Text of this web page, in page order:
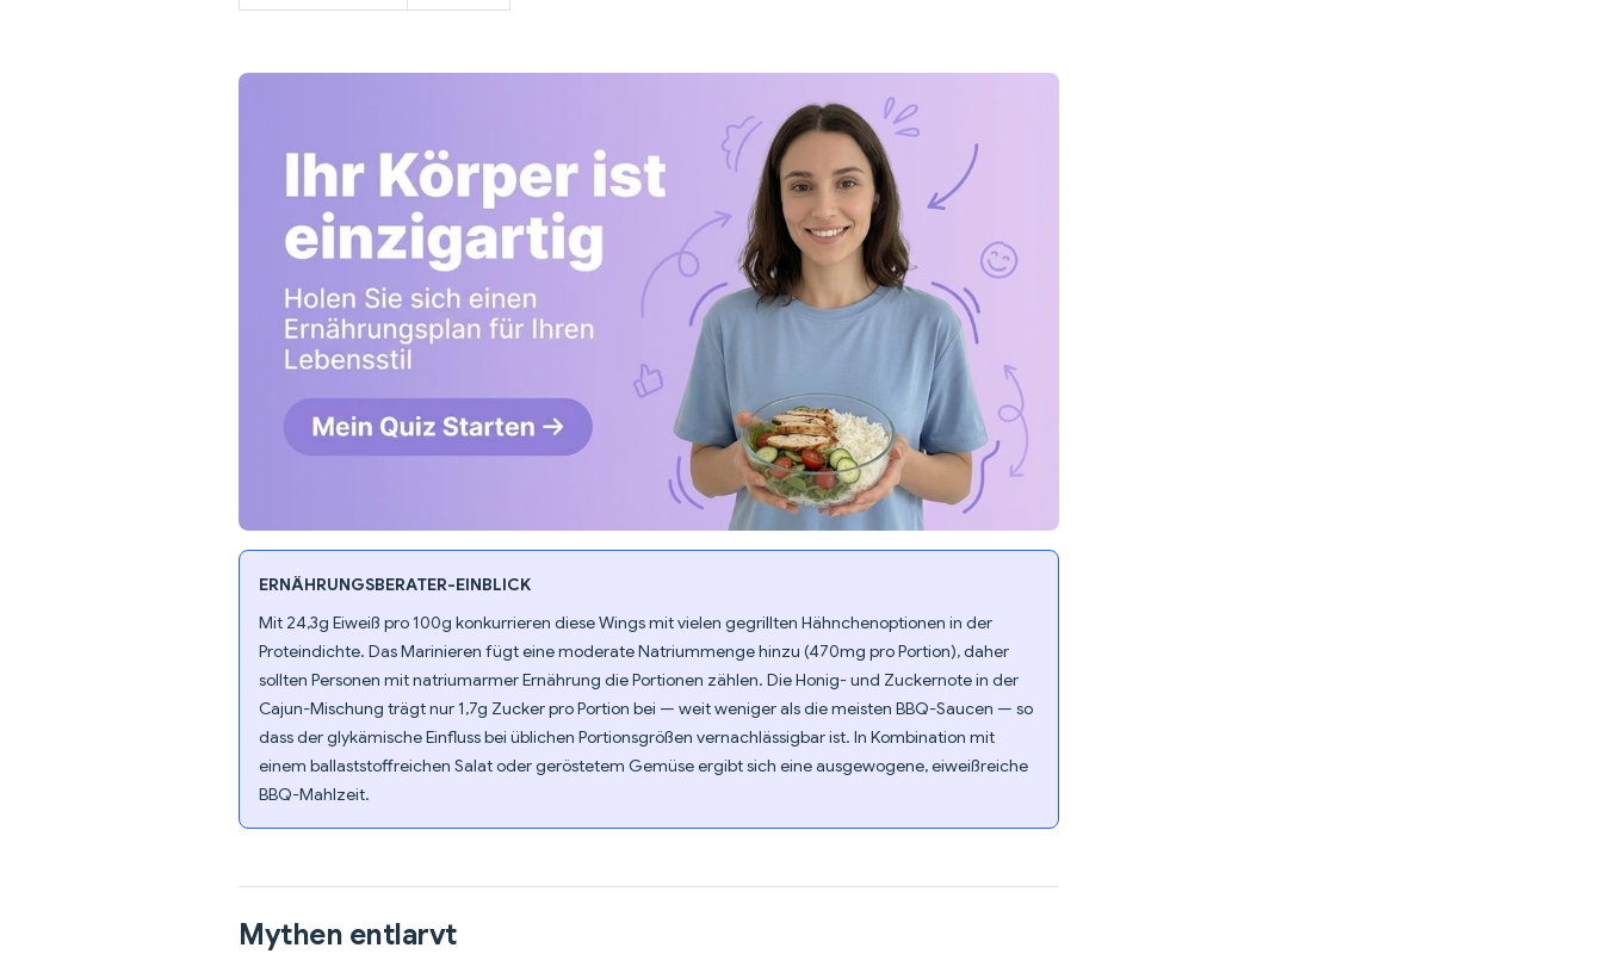
ERNÄHRUNGSBERATER-EINBLICK
Mit 24,3g Eiweiß pro 100g konkurrieren diese Wings mit vielen gegrillten Hähnchenoptionen in der
Proteindichte. Das Marinieren fügt eine moderate Natriummenge hinzu (470mg pro Portion), daher
sollten Personen mit natriumarmer Ernährung die Portionen zählen. Die Honig- und Zuckernote in der
Cajun-Mischung trägt nur 1,7g Zucker pro Portion bei — weit weniger als die meisten BBQ-Saucen — so
dass der glykämische Einfluss bei üblichen Portionsgrößen vernachlässigbar ist. In Kombination mit
einem ballaststoffreichen Salat oder geröstetem Gemüse ergibt sich eine ausgewogene, eiweißreiche
BBQ-Mahlzeit.
Mythen entlarvt